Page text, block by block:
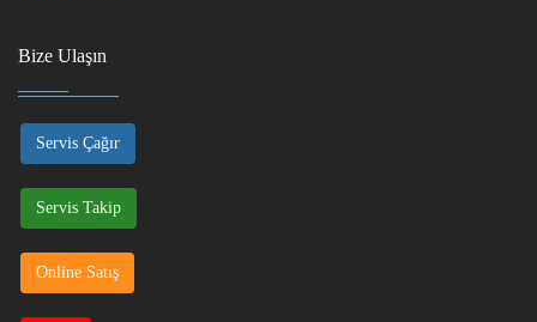
Bize Ulaşın
Servis Çağır
Servis Takip
Online Satış